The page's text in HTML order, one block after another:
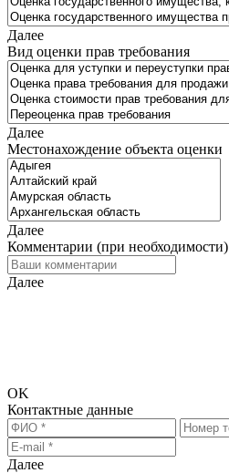
Далее
Вид оценки прав требования
Далее
Местонахождение объекта оценки
Далее
Комментарии (при необходимости)
Далее
OK
Контактные данные
Далее